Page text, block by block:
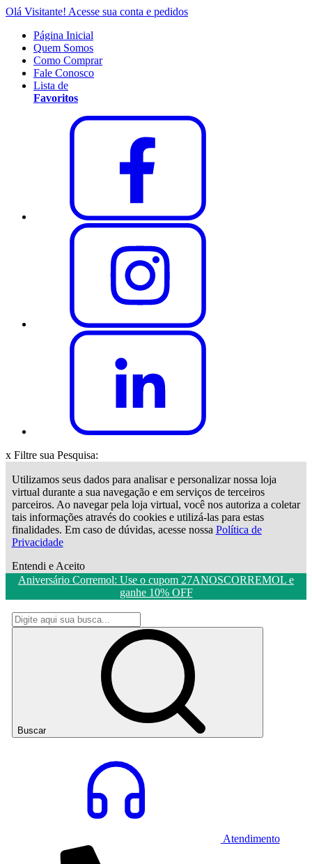
Olá Visitante! Acesse sua conta e pedidos
Página Inicial
Quem Somos
Como Comprar
Fale Conosco
Lista de
Favoritos
x Filtre sua Pesquisa:
Utilizamos seus dados para analisar e personalizar nossa loja
virtual durante a sua navegação e em serviços de terceiros
parceiros. Ao navegar pela loja virtual, você nos autoriza a coletar
tais informações através do cookies e utilizá-las para estas
finalidades. Em caso de dúvidas, acesse nossa Política de
Privacidade
Entendi e Aceito
Aniversário Corremol: Use o cupom 27ANOSCORREMOL e
ganhe 10% OFF
Buscar
Atendimento